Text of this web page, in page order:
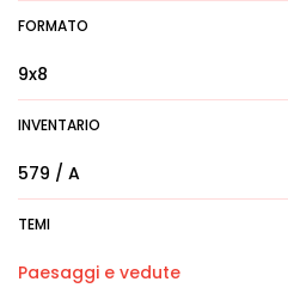
FORMATO
9x8
INVENTARIO
579 / A
TEMI
Paesaggi e vedute